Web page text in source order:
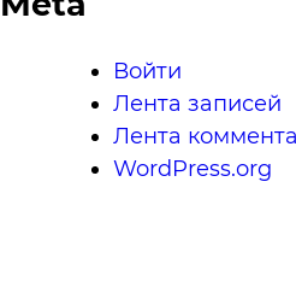
Войти
Лента записей
Лента
WordPress.org